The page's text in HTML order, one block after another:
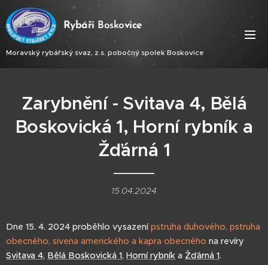
Rybáři Boskovice
Moravský rybářský svaz, z.s. pobočný spolek Boskovice
Zarybnění - Svitava 4, Bělá
Boskovická 1, Horní rybník a
Žďárná 1
15.04.2024
Dne 15. 4. 2024 proběhlo vysazenípstruha duhového, pstruha
obecného, sivena amerického a kapra obecného na revíry
Svitava 4, Bělá Boskovická 1, Horní rybník a Žďárná 1.